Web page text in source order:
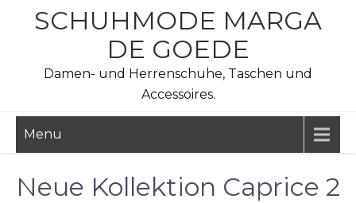
SCHUHMODE MARGA
DE GOEDE
Damen- und Herrenschuhe, Taschen und
Accessoires.
Menu
Neue Kollektion Caprice 2